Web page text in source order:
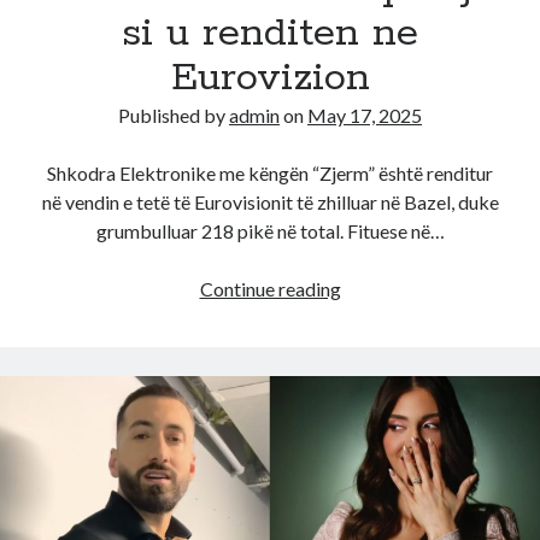
e
si u renditen ne
Eurovizion
Published byadminon May 17, 2025
Shkodra Elektronike me këngën “Zjerm” është renditur
në vendin e tetë të Eurovisionit të zhilluar në Bazel, duke
grumbulluar 218 pikë në total. Fituese në…
Continue readingVotat
bejne
mrekulline!
Shkodra
Elektronike
shkelqen!
Ja